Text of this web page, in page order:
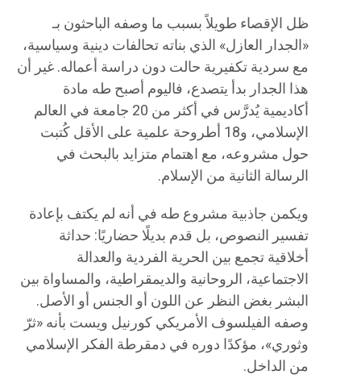
ظل الإقصاء طويلاً بسبب ما وصفه الباحثون بـ
«الجدار العازل» الذي بناته تحالفات دينية وسياسية،
مع سردية تكفيرية حالت دون دراسة أعماله. غير أن
هذا الجدار بدأ يتصدع، فاليوم أصبح طه مادة
أكاديمية يُدرَّس في أكثر من 20 جامعة في العالم
الإسلامي، و18 أطروحة علمية على الأقل كُتبت
حول مشروعه، مع اهتمام متزايد بالبحث في
الرسالة الثانية من الإسلام.
ويكمن جاذبية مشروع طه في أنه لم يكتف بإعادة
تفسير النصوص، بل قدم بديلًا حضاريًا: حداثة
أخلاقية تجمع بين الحرية الفردية والعدالة
الاجتماعية، الروحانية والديمقراطية، والمساواة بين
البشر بغض النظر عن اللون أو الجنس أو الأصل.
وصفه الفيلسوف الأمريكي كورنيل ويست بأنه «ثرّ
وثوري»، مؤكدًا دوره في دمقرطة الفكر الإسلامي
من الداخل.